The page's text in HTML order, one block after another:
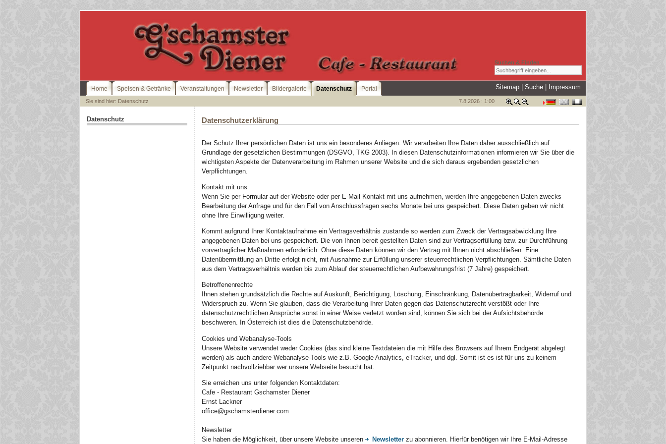
Suchen & Finden
Sitemap |Suche Impressum
Home Speisen & Getränke Veranstaltungen Newsletter Bildergalerie Datenschutz Portal
Sie sind hier: Datenschutz 7.8.2026 : 1:00
Datenschutz Datenschutzerklärung
Der Schutz Ihrer persönlichen Daten ist uns ein besonderes Anliegen. Wir verarbeiten Ihre Daten daher ausschließlich auf
Grundlage der gesetzlichen Bestimmungen (DSGVO, TKG 2003). In diesen Datenschutzinformationen informieren wir Sie über die
wichtigsten Aspekte der Datenverarbeitung im Rahmen unserer Website und die sich daraus ergebenden gesetzlichen
Verpflichtungen.
Kontakt mit uns
Wenn Sie per Formular auf der Website oder per E-Mail Kontakt mit uns aufnehmen, werden Ihre angegebenen Daten zwecks
Bearbeitung der Anfrage und für den Fall von Anschlussfragen sechs Monate bei uns gespeichert. Diese Daten geben wir nicht
ohne Ihre Einwilligung weiter.
Kommt aufgrund Ihrer Kontaktaufnahme ein Vertragsverhältnis zustande so werden zum Zweck der Vertragsabwicklung Ihre
angegebenen Daten bei uns gespeichert. Die von Ihnen bereit gestellten Daten sind zur Vertragserfüllung bzw. zur Durchführung
vorvertraglicher Maßnahmen erforderlich. Ohne diese Daten können wir den Vertrag mit Ihnen nicht abschließen. Eine
Datenübermittlung an Dritte erfolgt nicht, mit Ausnahme zur Erfüllung unserer steuerrechtlichen Verpflichtungen. Sämtliche Daten
aus dem Vertragsverhältnis werden bis zum Ablauf der steuerrechtlichen Aufbewahrungsfrist (7 Jahre) gespeichert.
Betroffenenrechte
Ihnen stehen grundsätzlich die Rechte auf Auskunft, Berichtigung, Löschung, Einschränkung, Datenübertragbarkeit, Widerruf und
Widerspruch zu. Wenn Sie glauben, dass die Verarbeitung Ihrer Daten gegen das Datenschutzrecht verstößt oder Ihre
datenschutzrechtlichen Ansprüche sonst in einer Weise verletzt worden sind, können Sie sich bei der Aufsichtsbehörde
beschweren. In Österreich ist dies die Datenschutzbehörde.
Cookies und Webanalyse-Tools
Unsere Website verwendet weder Cookies (das sind kleine Textdateien die mit Hilfe des Browsers auf Ihrem Endgerät abgelegt
werden) als auch andere Webanalyse-Tools wie z.B. Google Analytics, eTracker, und dgl. Somit ist es ist für uns zu keinem
Zeitpunkt nachvollziehbar wer unsere Webseite besucht hat.
Sie erreichen uns unter folgenden Kontaktdaten:
Cafe - Restaurant Gschamster Diener
Ernst Lackner
office@gschamsterdiener.com
Newsletter
Sie haben die Möglichkeit, über unsere Website unseren
Newsletterzu abonnieren. Hierfür benötigen wir Ihre E-Mail-Adresse